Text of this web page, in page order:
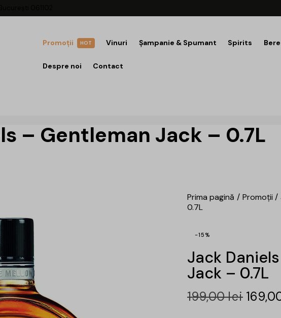
HOT
Promoții Vinuri Șampanie & Spumant Spirits
Despre noi Contact
– Gentleman Jack – 0.7L
Prima pagină Promoții
0.7L
-15%
Jack
Jack – 0.7L
199,00lei